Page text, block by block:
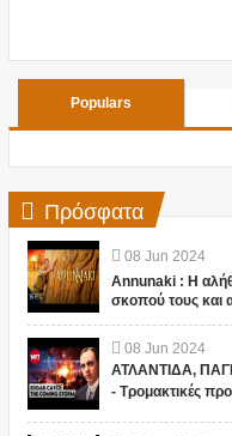
Populars
Πρόσφατα
08 Jun 2024
Annunaki : Η
σκοπού τους και
08 Jun 2024
ΑΤΛΑΝΤΙΔΑ,
- Τρομακτικές